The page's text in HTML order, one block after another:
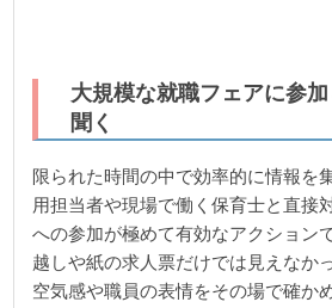
大規模な就職フェアに参
聞く
限られた時間の中で効率的に情報を
用担当者や現場で働く保育士と直接
への参加が極めて有効なアクション
越しや紙の求人票だけでは見えなか
空気感や職員の表情をその場で確か